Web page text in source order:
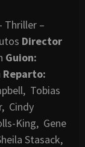
Thriller –
Director
Guion:
Reparto:
Tobias
Cindy
King, Gene
Stasack,